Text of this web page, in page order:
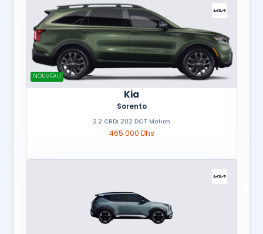
NOUVEAU
Kia
Sorento
2.2 CRDi 202 DCT Motion
465 000 Dhs